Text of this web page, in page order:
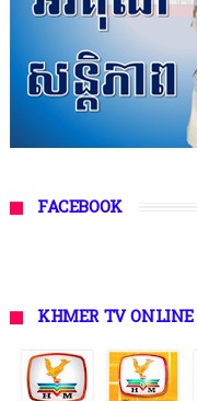
FACEBOOK
KHMER TV ONLINE